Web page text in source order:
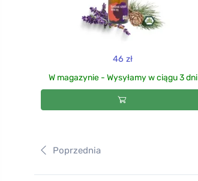
46 zł
W magazynie - Wysyłamy w ciągu 3 dni
Poprzednia